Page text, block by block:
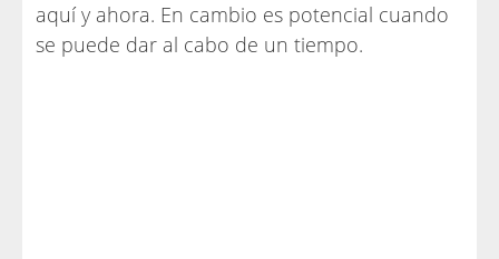
aquí y ahora. En cambio es potencial cuando
se puede dar al cabo de un tiempo.